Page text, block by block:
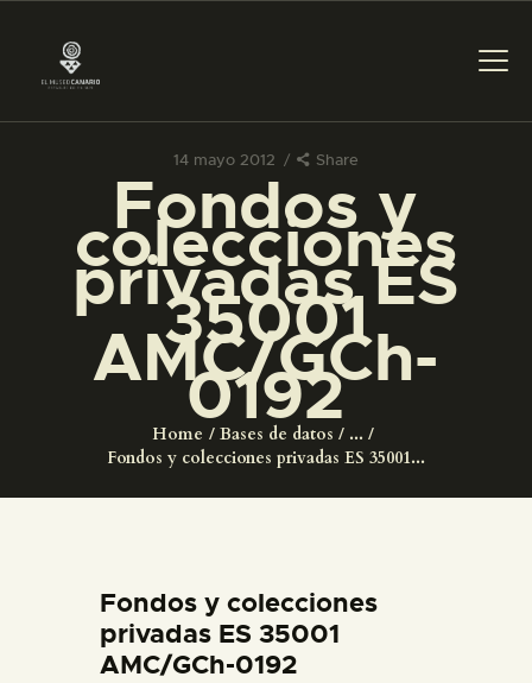
14 mayo 2012 Share
Fondos y
colecciones
privadas ES
35001
AMC/GCh-
0192
Home Bases de datos
...
Fondos y colecciones privadas ES 35001...
PREPARAR LA VISITA
ACTIVIDADES
█
EL MUSEO
ESPAÑOL
Fondos y colecciones
privadas ES 35001
AMC/GCh-0192